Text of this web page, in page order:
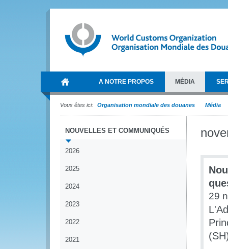
A NOTRE PROPOS MÉDIA
Vous êtes ici: Organisation mondiale des douanes Média
NOUVELLES ET COMMUNIQUÉS
2026
2025
2024
2023
2022
2021
29